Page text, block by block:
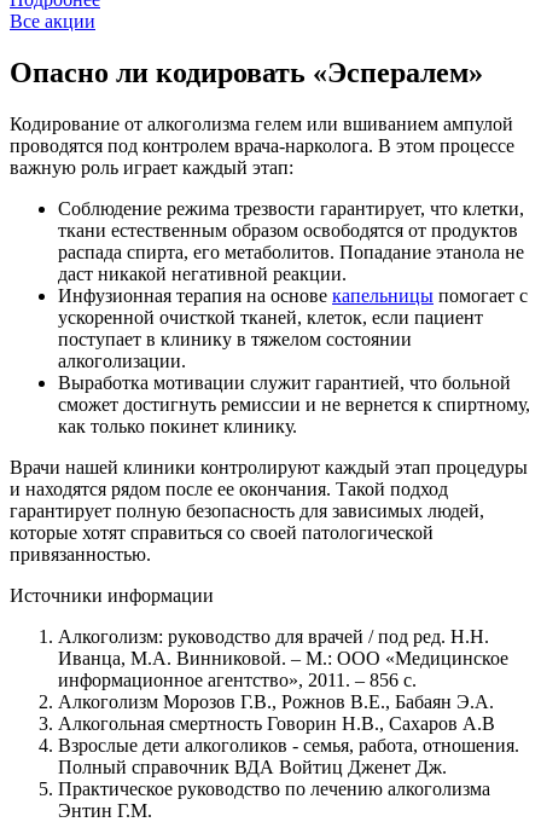
Все акции
Опасно ли кодировать «Эспералем»
Кодирование от алкоголизма гелем или вшиванием ампулой
проводятся под контролем врача-нарколога. В этом процессе
важную роль играет каждый этап:
Соблюдение режима трезвости гарантирует, что клетки,
ткани естественным образом освободятся от продуктов
распада спирта, его метаболитов. Попадание этанола не
даст никакой негативной реакции.
Инфузионная терапия на основе капельницы помогает с
ускоренной очисткой тканей, клеток, если пациент
поступает в клинику в тяжелом состоянии
алкоголизации.
Выработка мотивации служит гарантией, что больной
сможет достигнуть ремиссии и не вернется к спиртному,
как только покинет клинику.
Врачи нашей клиники контролируют каждый этап процедуры
и находятся рядом после ее окончания. Такой подход
гарантирует полную безопасность для зависимых людей,
которые хотят справиться со своей патологической
привязанностью.
Источники информации
Алкоголизм: руководство для врачей / под ред. Н.Н.
Иванца, М.А. Винниковой. – М.: ООО «Медицинское
информационное агентство», 2011. – 856 с.
Алкоголизм Морозов Г.В., Рожнов В.Е., Бабаян Э.А.
Алкогольная смертность Говорин Н.В., Сахаров А.В
Взрослые дети алкоголиков - семья, работа, отношения.
Полный справочник ВДА Войтиц Дженет Дж.
Практическое руководство по лечению алкоголизма
Энтин Г.М.